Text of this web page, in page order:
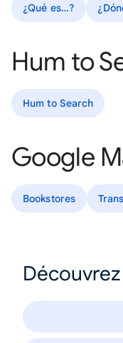
¿Qué es…?
Hum to
Hum to Search
Google
Bookstores